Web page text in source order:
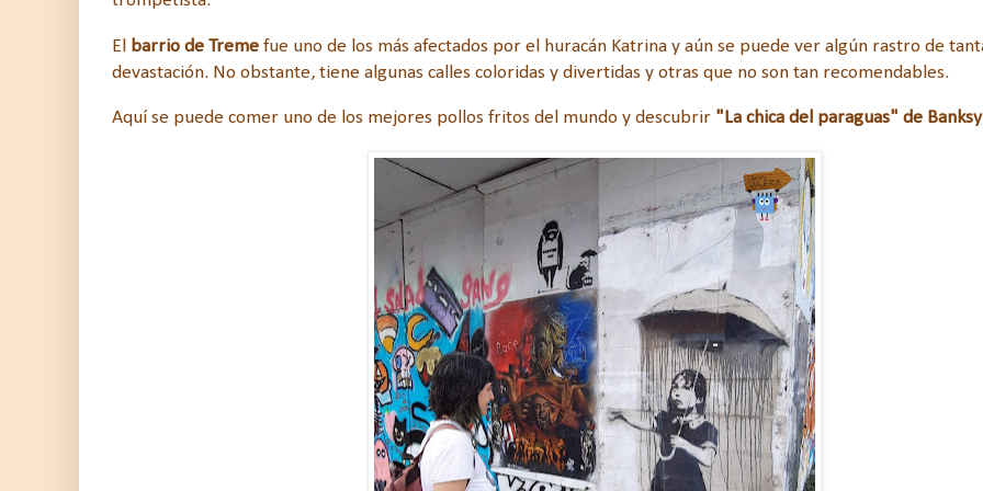
El barrio de Treme fue uno de los más afectados por el huracán Katrina y aún se puede ver algún rastro de
devastación. No obstante, tiene algunas calles coloridas y divertidas y otras que no son tan recomendables.
Aquí se puede comer uno de los mejores pollos fritos del mundo y descubrir "La chica del paraguas" de Banksy